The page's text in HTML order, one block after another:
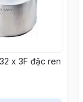
x 3F đặc ren